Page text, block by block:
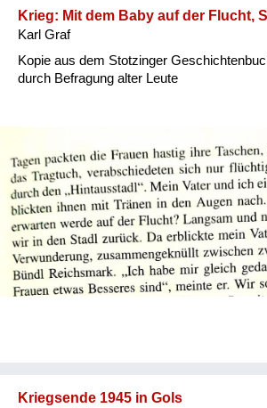
Wohnen
Krieg: Mit dem Baby auf der Flucht,
Karl Graf
Kopie aus dem Stotzinger
durch Befragung alter Leute
Kriegsende 1945 in Gols